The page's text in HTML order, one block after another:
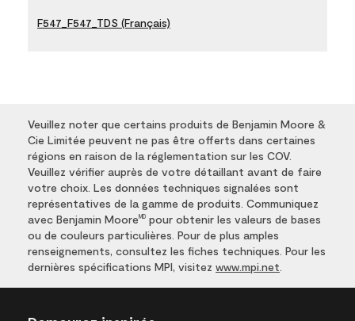
F547_F547_TDS (Français)
Veuillez noter que certains produits de Benjamin Moore &
Cie Limitée peuvent ne pas être offerts dans certaines
régions en raison de la réglementation sur les COV.
Veuillez vérifier auprès de votre détaillant avant de faire
votre choix. Les données techniques signalées sont
représentatives de la gamme de produits. Communiquez
avec Benjamin Moore MD pour obtenir les valeurs de bases
ou de couleurs particulières. Pour de plus amples
renseignements, consultez les fiches techniques. Pour les
dernières spécifications MPI, visitez www.mpi.net